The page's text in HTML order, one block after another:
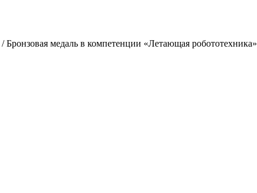
/Бронзовая медаль в компетенции «Летающая робототехника»